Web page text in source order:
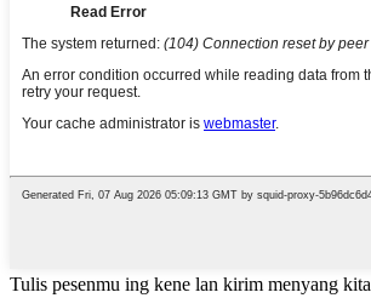
Tulis pesenmu ing kene lan kirim menyang kita